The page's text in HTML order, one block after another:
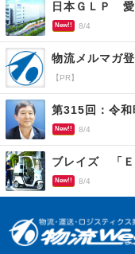
New!! 8/4
物流メルマガ登
【PR】
New!! 8/4
ブレイズ 「Ｅ
New!! 8/4